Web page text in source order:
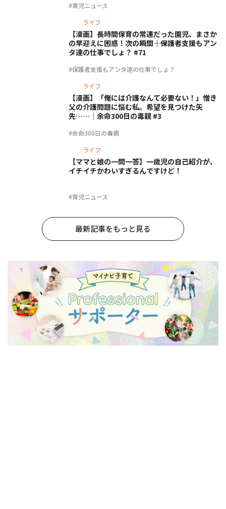
#育児ニュース
ライフ
#保護者支援もアンタ達の仕事でしょ？
【漫画】長時間保育の常連だった園児、まさか
の早迎えに困惑！次の瞬間――｜保護者支援もアン
タ達の仕事でしょ？ #71
ライフ
#余命300日の毒親
【漫画】「俺には介護なんて必要ない！」憎き
父の介護問題に悩む私。希望を見つけた矢
先……｜余命300日の毒親 #3
ライフ
#育児ニュース
【ママと娘の一問一答】一歳児の自己紹介が、
イチイチかわいすぎるんですけど！
最新記事をもっと見る